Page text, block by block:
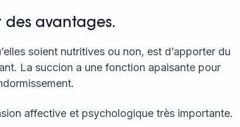
des avantages.
soient nutritives ou non, est d’apporter du
La succion a une fonction apaisante pour
affective et psychologique très importante.